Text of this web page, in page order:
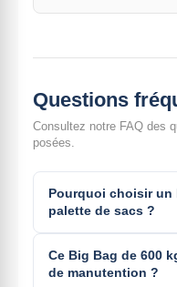
Questions
Consultez notre FAQ des
posées.
Pourquoi choisir un
palette de sacs ?
Ce Big Bag de 600
de manutention ?